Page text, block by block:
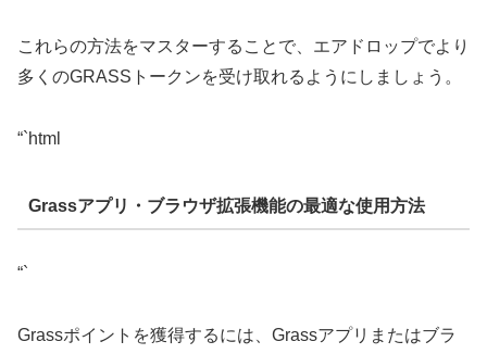
これらの方法をマスターすることで、エアドロップでより
多くのGRASSトークンを受け取れるようにしましょう。
“`html
Grassアプリ・ブラウザ拡張機能の最適な使用方法
“`
Grassポイントを獲得するには、Grassアプリまたはブラ